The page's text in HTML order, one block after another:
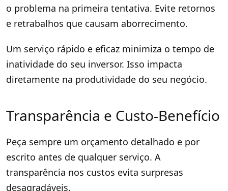
o problema na primeira tentativa. Evite retornos
e retrabalhos que causam aborrecimento.
Um serviço rápido e eficaz minimiza o tempo de
inatividade do seu inversor. Isso impacta
diretamente na produtividade do seu negócio.
Transparência e Custo-Benefício
Peça sempre um orçamento detalhado e por
escrito antes de qualquer serviço. A
transparência nos custos evita surpresas
desagradáveis.